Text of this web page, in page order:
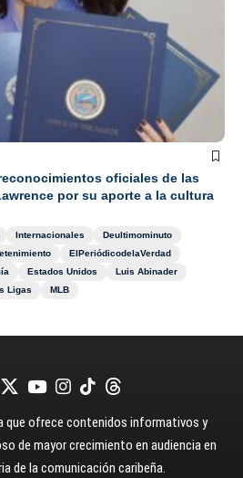
oficiales de las
por su aporte a la cultura
Internacionales
Deultimominuto
ElPeriódicodelaVerdad
Estados Unidos
Luis Abinader
Ligas MLB
que ofrece contenidos informativos y
de mayor crecimiento en audiencia en
de la comunicación caribeña.